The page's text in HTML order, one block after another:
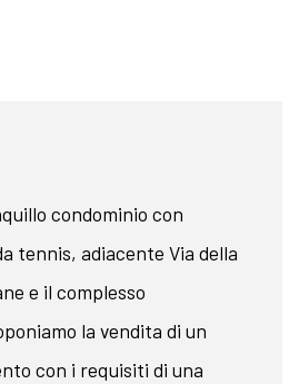
condominio con
tennis, adiacente Via della
e il complesso
la vendita di un
con i requisiti di una